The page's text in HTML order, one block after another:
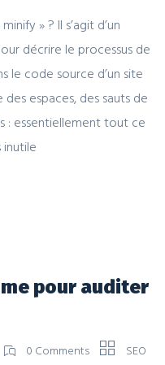
» ? Il s’agit d’un
décrire le processus de
le code source d’un site
espaces, des sauts de
: essentiellement tout ce
inutile
pour auditer
0 Comments
SEO